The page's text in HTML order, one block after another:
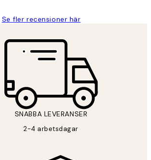
Se fler recensioner här
SNABBA LEVERANSER
2-4 arbetsdagar